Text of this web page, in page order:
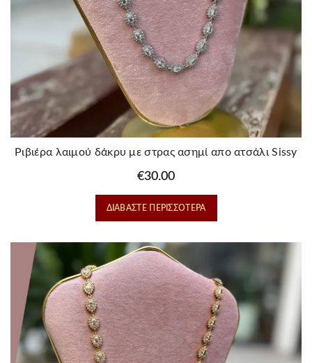
Ριβιέρα λαιμού δάκρυ με στρας ασημί απο ατσάλι Sissy
€30.00
ΔΙΑΒΆΣΤΕ ΠΕΡΙΣΣΌΤΕΡΑ